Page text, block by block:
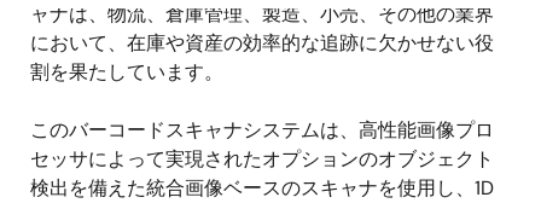
ャナは、物流、倉庫管理、製造、小売、その他の業界
において、在庫や資産の効率的な追跡に欠かせない役
割を果たしています。
このバーコードスキャナシステムは、高性能画像プロ
セッサによって実現されたオプションのオブジェクト
検出を備えた統合画像ベースのスキャナを使用し、1D